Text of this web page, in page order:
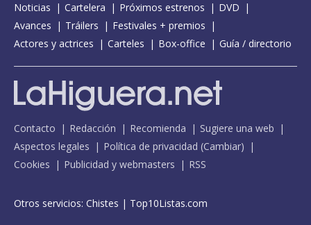
Noticias Cartelera Próximos estrenos
DVD
Avances
Tráilers
Festivales + premios
Actores y actrices
Carteles Box-office Guía / directorio
Contacto Redacción Recomienda
Sugiere una web
Aspectos legales
Política de privacidad (Cambiar)
Cookies
Publicidad y webmasters RSS
Otros servicios: Chistes | Top10Listas.com